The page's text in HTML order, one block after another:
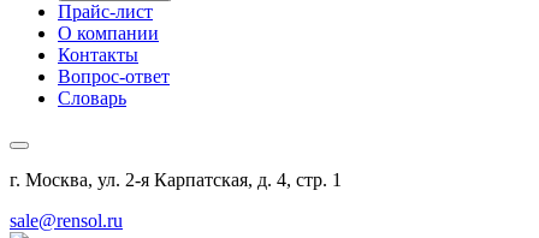
Прайс-лист
О компании
Контакты
Вопрос-ответ
Словарь
г. Москва, ул. 2-я Карпатская, д. 4, стр. 1
sale@rensol.ru